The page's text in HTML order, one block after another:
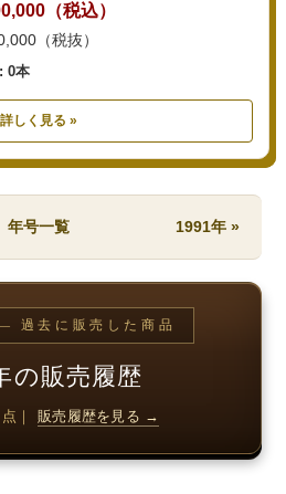
（税込）
（税抜）
0本
詳しく見る »
年号一覧 1991年 »
過去に販売した商品
の販売履歴
点｜ 販売履歴を見る →